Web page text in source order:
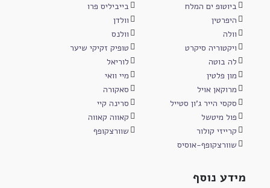
ביוטופ ים המלח
בייביליס פרו
היפרטין
וולדן
וולה
וולנס
ויקטוריה סיקרט
טופיק זקיקי שיער
לה בוטה
לוריאל
מון פלטין
מיי וואי
מרוקאן אויל
סאקורה
סקסי הייר ג'ון סטייל
סרינה קיי
פול מיטשל
קאווה קאווה
קרייזי קולור
שוורצקופף
שוורצקופף-אוסיס
מידע נוסף